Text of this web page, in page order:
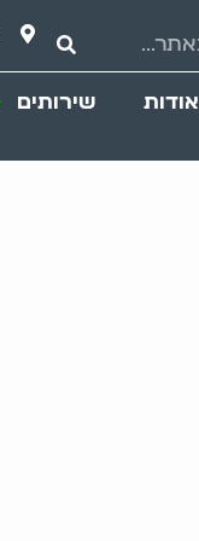
אודות שירותים